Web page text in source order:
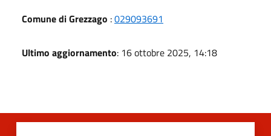
Comune di Grezzago :029093691
Ultimo aggiornamento: 16 ottobre 2025, 14:18